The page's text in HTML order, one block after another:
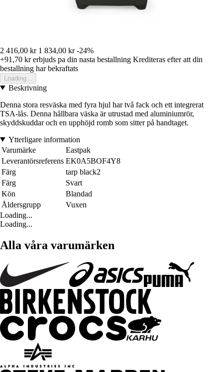
2 416,00 kr 1 834,00 kr -24%
+91,70 krerbjuds pa din nasta bestallning Krediteras efter att din
bestallning har bekraftats
Loading...
Beskrivning
Denna stora resväska med fyra hjul har två fack och ett integrerat
TSA-lås. Denna hållbara väska är utrustad med aluminiumrör,
skyddskuddar och en upphöjd romb som sitter på handtaget.
Ytterligare information
Varumärke
Eastpak
Leverantörsreferens EK0A5BOF4Y8
Färg
tarp black2
Färg
Svart
Kön
Blandad
Åldersgrupp
Vuxen
Loading...
Loading...
Alla våra varumärken